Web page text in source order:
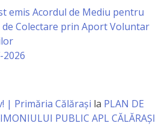
emis Acordul de Mediu pentru
Colectare prin Aport Voluntar
2026
| Primăria Călărași la PLAN DE
PUBLIC APL CĂLĂRAȘI